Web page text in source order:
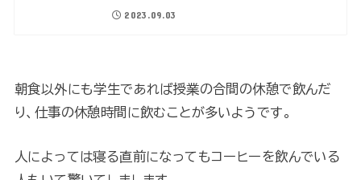
2023.09.03
朝食以外にも学生であれば授業の合間の休憩で飲んだ
り、仕事の休憩時間に飲むことが多いようです。
人によっては寝る直前になってもコーヒーを飲んでいる